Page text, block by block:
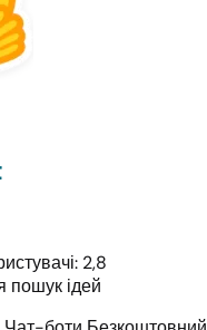
2,8
пошук ідей